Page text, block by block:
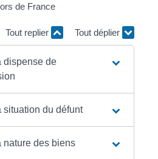
de France
Tout replier Tout déplier
dispense de
situation du défunt
nature des biens